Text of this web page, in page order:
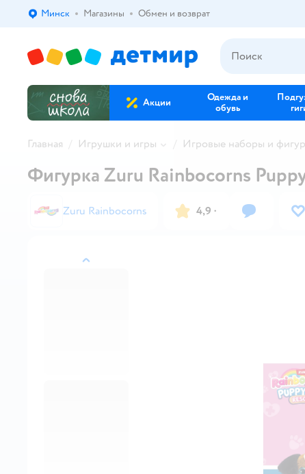
Выбор адреса доставки.
Минск Магазины Обмен и возврат
Акции
Одежда и
обувь
Главная Игрушки и игры Игровые наборы и
назад
Фигурка Zuru Rainbocorns
Zuru Rainbocorns 4,9 ·